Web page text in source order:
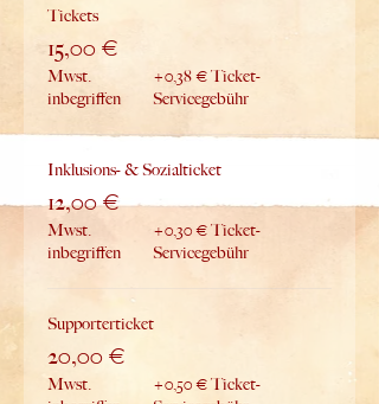
Tickets
15,00 €
Mwst.
inbegriffen
+0,38 € Ticket-
Servicegebühr
Inklusions- & Sozialticket
12,00 €
Mwst.
inbegriffen
+0,30 € Ticket-
Servicegebühr
Supporterticket
20,00 €
Mwst.
+0,50 € Ticket-